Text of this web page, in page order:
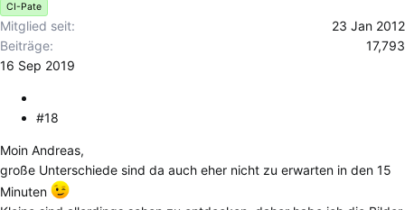
CI-Pate
Mitglied seit
23 Jan 2012
Beiträge
17,793
16 Sep 2019
#18
Moin Andreas,
große Unterschiede sind da auch eher nicht zu erwarten in den 15
Minuten